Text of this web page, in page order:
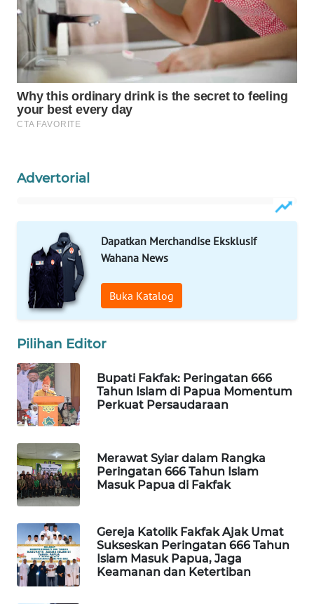
Advertorial
Dapatkan Merchandise Eksklusif
Wahana News
Buka Katalog
Pilihan Editor
Bupati Fakfak: Peringatan 666
Tahun Islam di Papua Momentum
Perkuat Persaudaraan
Merawat Syiar dalam Rangka
Peringatan 666 Tahun Islam
Masuk Papua di Fakfak
Gereja Katolik Fakfak Ajak Umat
Sukseskan Peringatan 666 Tahun
Islam Masuk Papua, Jaga
Keamanan dan Ketertiban
Group
WAHANA
NEWS
WAHANA
TANI
WAHANA
KONSUMEN
WAHANA
LISTRIK
TRAVEL
WAHANA
TV
WAHANANEWS
ID
WAHANANEWS
CO ID
WAHANANEWS
NET